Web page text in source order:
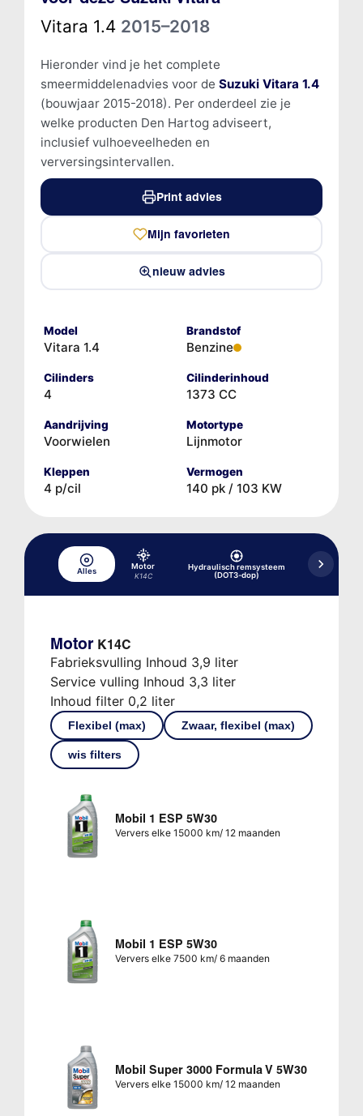
Vitara 1.4 2015–2018
Hieronder vind je het complete
smeermiddelenadvies voor de Suzuki Vitara 1.4
(bouwjaar 2015-2018). Per onderdeel zie je
welke producten Den Hartog adviseert,
inclusief vulhoeveelheden en
verversingsintervallen.
Print advies
Mijn favorieten
nieuw advies
Model
Vitara 1.4
Brandstof
Benzine
Cilinders
4
Cilinderinhoud
1373 CC
Aandrijving
Voorwielen
Motortype
Lijnmotor
Kleppen
4 p/cil
Vermogen
140 pk / 103 KW
Alles
Motor
K14C
Hydraulisch remsysteem
(DOT3-dop)
Motor K14C
Fabrieksvulling Inhoud 3,9 liter
Service vulling Inhoud 3,3 liter
Inhoud filter 0,2 liter
Flexibel (max) Zwaar, flexibel (max)
wis filters
Mobil 1 ESP 5W30
Ververs elke 15000 km/ 12 maanden
Mobil 1 ESP 5W30
Ververs elke 7500 km/ 6 maanden
Mobil Super 3000 Formula V 5W30
Ververs elke 15000 km/ 12 maanden